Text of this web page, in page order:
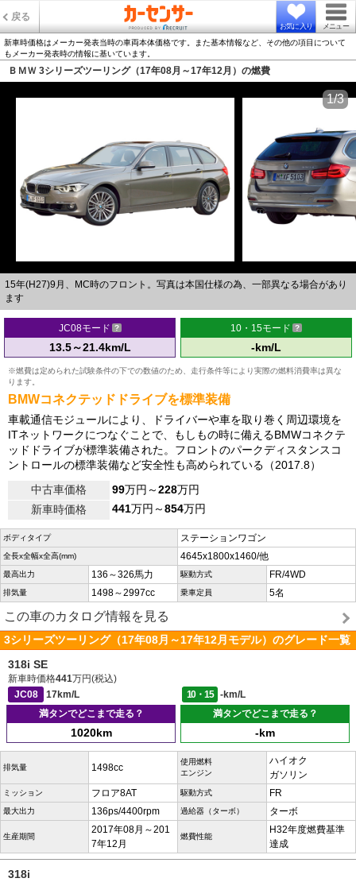
戻る
お気に入り メニュー
新車時価格はメーカー発表当時の車両本体価格です。また基本情報など、その他の項目について
もメーカー発表時の情報に基いています。
ＢＭＷ 3シリーズツーリング（17年08月～17年12月）の燃費
15年(H27)9月、MC時のフロント。写真は本国仕様の為、一部異なる場合があり
ます
1/3
JC08モード
13.5～21.4km/L
10・15モード
-km/L
※燃費は定められた試験条件の下での数値のため、走行条件等により実際の燃料消費率は異な
ります。
BMWコネクテッドドライブを標準装備
車載通信モジュールにより、ドライバーや車を取り巻く周辺環境を
ITネットワークにつなぐことで、もしもの時に備えるBMWコネクテ
ッドドライブが標準装備された。フロントのパークディスタンスコ
ントロールの標準装備など安全性も高められている（2017.8）
中古車価格
99万円～228万円
新車時価格
441万円～854万円
ボディタイプ ステーションワゴン
全長x全幅x全高(mm) 4645x1800x1460/他
最高出力 136～326馬力 駆動方式 FR/4WD
排気量 1498～2997cc 乗車定員 5名
この車のカタログ情報を見る
3シリーズツーリング（17年08月～17年12月モデル）のグレード一覧
318i SE
新車時価格441万円(税込)
JC08
17km/L 10・15
-km/L
満タンでどこまで走る？
1020km
満タンでどこまで走る？
-km
排気量 1498cc
使用燃料
エンジン
ハイオク
ガソリン
ミッション フロア8AT 駆動方式 FR
最大出力 136ps/4400rpm 過給器（ターボ） ターボ
生産期間
2017年08月～201
7年12月
燃費性能
H32年度燃費基準
達成
318i